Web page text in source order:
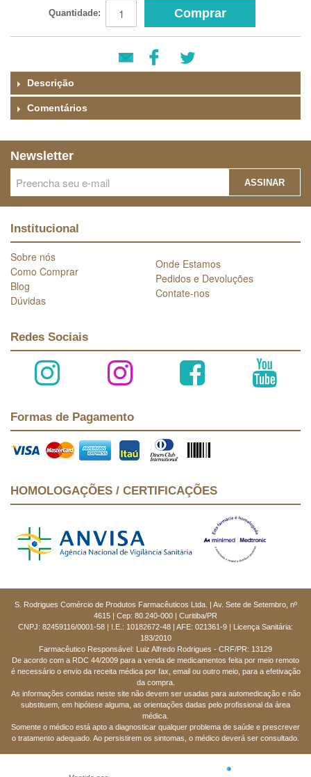
Quantidade: Comprar
Descrição
Comentários
Newsletter
ASSINAR
Institucional
Sobre nós
Como Comprar
Blog
Dúvidas
Onde Estamos
Pedidos e Devoluções
Contate-nos
Redes Sociais
Formas de Pagamento
HOMOLOGAÇÕES / CERTIFICAÇÕES
S. Rodrigues Comércio de Produtos Farmacêuticos Ltda. | Av. Sete de Setembro, nº
4615 | Cep: 80.240-000 | Curitiba/PR
CNPJ: 82459116/0001-58 | I.E.: 10182672-48 | AFE: 021361-9 | Licença Sanitária:
183/2010
Farmacêutico Responsável: Luiz Alfredo Rodrigues - CRF/PR: 13129
De acordo com a RDC 44/2009 para a venda de medicamentos feita por meio remoto
é necessário o envio da receita médica por fax, email ou outro meio, para a efetivação
da compra.
As informações contidas neste site não devem ser usadas para automedicação e não
substituem, em hipótese alguma, as orientações dadas pelo profissional da área
médica.
Somente o médico está apto a diagnosticar qualquer problema de saúde e prescrever
o tratamento adequado. Ao persistirem os sintomas, o médico deverá ser consultado.